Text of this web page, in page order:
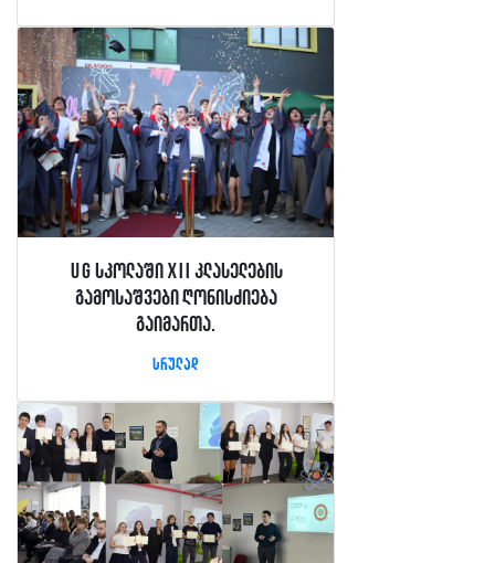
UG სკოლაში XII კლასელების
გამოსაშვები ღონისძიება
გაიმართა.
სრულად